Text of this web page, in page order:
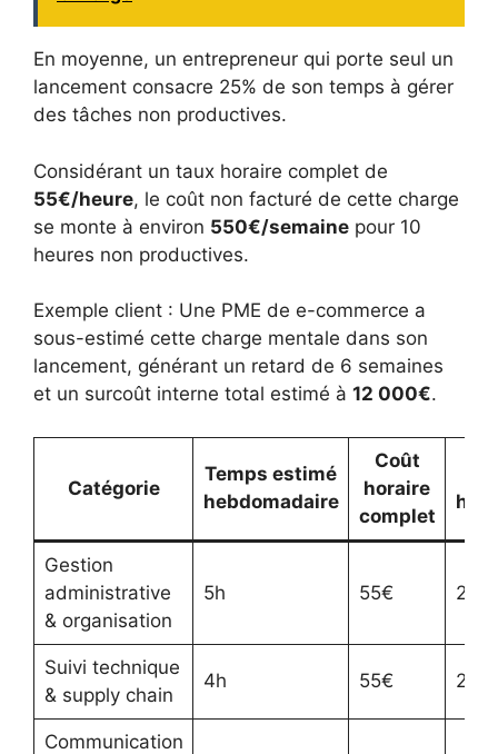
En moyenne, un entrepreneur qui porte seul un
lancement consacre 25% de son temps à gérer
des tâches non productives.
Considérant un taux horaire complet de
55€/heure, le coût non facturé de cette charge
se monte à environ 550€/semaine pour 10
heures non productives.
Exemple client : Une PME de e-commerce a
sous-estimé cette charge mentale dans son
lancement, générant un retard de 6 semaines
et un surcoût interne total estimé à 12 000€.
Catégorie
Temps estimé
hebdomadaire
Coût
horaire
complet
Gestion
administrative
& organisation
5h 55€
Suivi technique
& supply chain
4h 55€
Communication